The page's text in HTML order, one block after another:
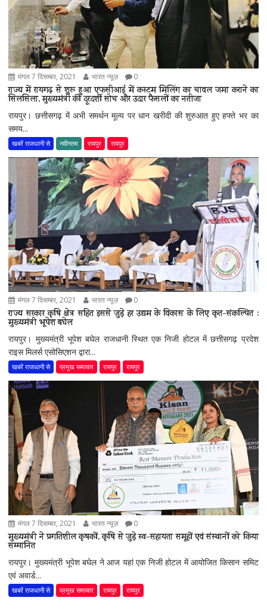
मंगल 7 दिसम्बर, 2021 भारत न्यूज़ 0
राज्य में रायगढ़ से शुरू हुआ एफसीआई में कस्टम मिलिंग का चावल जमा कराने का
सिलसिला, मुख्यमंत्री की दूरदर्शी सोच और उदार फैसलों का नतीजा
रायपुर। छत्तीसगढ़ में अभी समर्थन मूल्य पर धान खरीदी की शुरुआत हुए हफ्ते भर का
समय...
खबरें राजधानी से नवीनतम रायपुर रायपुर
मंगल 7 दिसम्बर, 2021 भारत न्यूज़ 0
राज्य सरकार कृषि क्षेत्र सहित इससे जुड़े हर उद्यम के विकास के लिए कृत-संकल्पित :
मुख्यमंत्री भूपेश बघेल
रायपुर। मुख्यमंत्री भूपेश बघेल राजधानी स्थित एक निजी होटल में छत्तीसगढ़ प्रदेश
राइस मिलर्स एसोसिएशन द्वारा...
खबरें राजधानी से प्रमुख समाचार रायपुर रायपुर
मंगल 7 दिसम्बर, 2021 भारत न्यूज़ 0
मुख्यमंत्री ने प्रगतिशील कृषकों, कृषि से जुड़े स्व-सहायता समूहों एवं संस्थानों को किया
सम्मानित
रायपुर। मुख्यमंत्री भूपेश बघेल ने आज यहां एक निजी होटल में आयोजित किसान समिट
एवं अवार्ड...
खबरें राजधानी से प्रमुख समाचार रायपुर रायपुर